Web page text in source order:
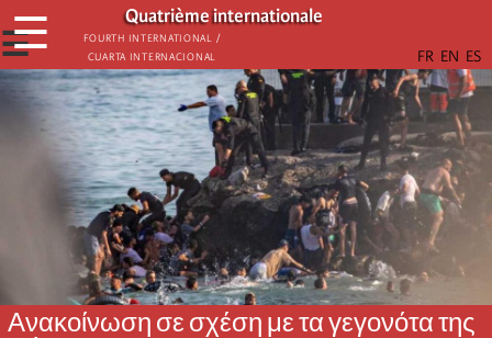
Παράκαμψη
προς
το
κυρίως
περιεχόμενο
Quatrième internationale
Fourth International /
Cuarta Internacional
☰
☰
Ανακοίνωση σε σχέση με τα γεγονότα της